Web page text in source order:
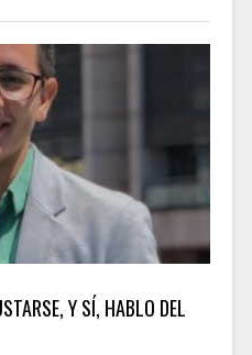
Y SÍ, HABLO DEL